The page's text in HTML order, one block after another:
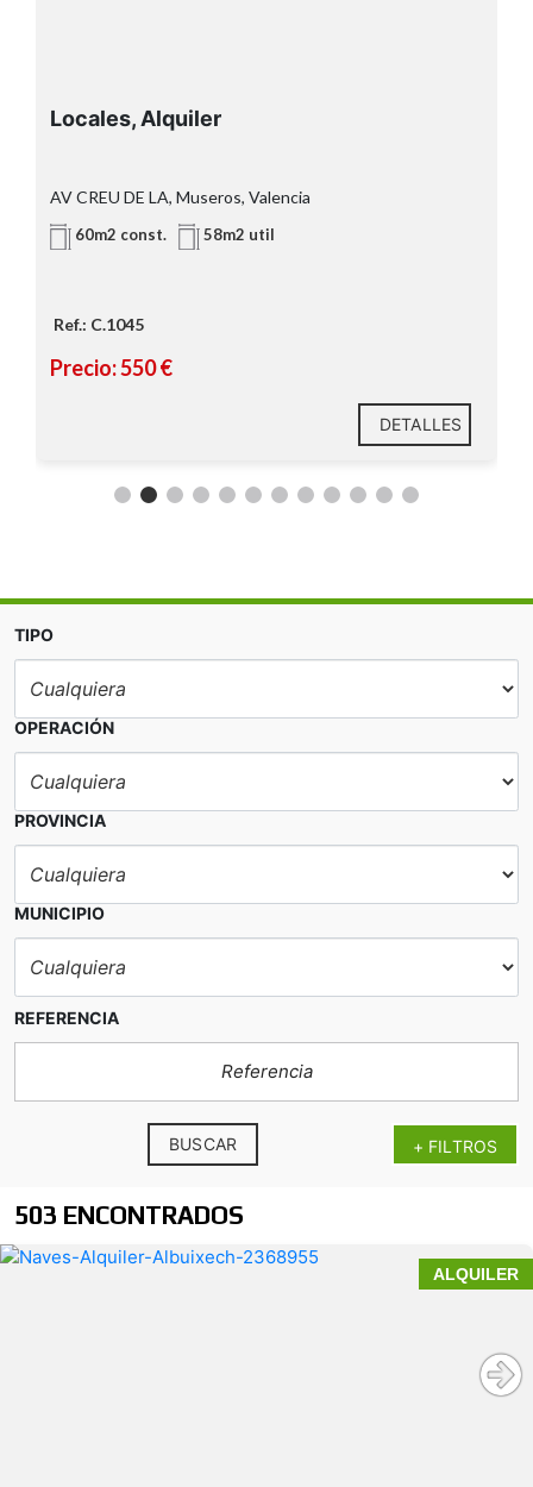
Locales, Alquiler
AV CREU DE LA, Museros, Valencia
60m2 const. 58m2 util
Ref.: C.1045
Precio: 550 €
DETALLES
TIPO
OPERACIÓN
PROVINCIA
MUNICIPIO
REFERENCIA
+ FILTROS
BUSCAR
503 ENCONTRADOS
ALQUILER